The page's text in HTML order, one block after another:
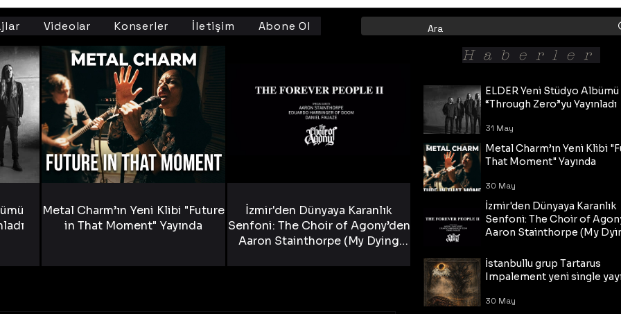
Videolar Konserler İletişim Abone Ol
Metal Charm’ın Yeni Klibi "Future
in That Moment" Yayında
İzmir'den Dünyaya Karanlık
Senfoni: The Choir of Agony’den
Aaron Stainthorpe (My Dying
ELDER Yeni Stüdyo Albümü
“Through Zero”yu Yayınladı
31 May
Metal Charm’ın Yeni Klibi
That Moment" Yayında
30 May
İzmir'den Dünyaya Karanlık
Senfoni: The Choir of
Aaron Stainthorpe (My
Tekli!
30 May
İstanbullu grup Tartarus
Impalement yeni single
30 May
Haberler